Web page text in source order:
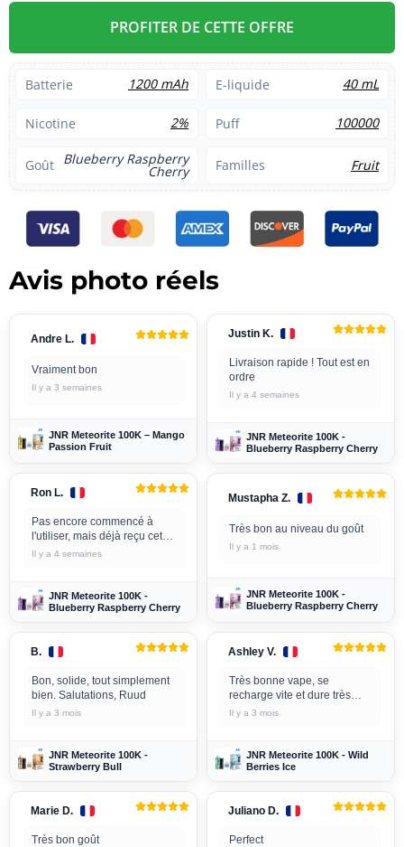
PROFITER DE CETTE OFFRE
Batterie 1200 mAh E-liquide 40 mL
Nicotine 2% Puff 100000
Goût Blueberry Raspberry
Cherry Familles Fruit
Avis photo réels
Andre L.
Vraiment bon
Il y a 3 semaines
JNR Meteorite 100K – Mango
Passion Fruit
Justin K.
Livraison rapide ! Tout est en
ordre
Il y a 4 semaines
JNR Meteorite 100K -
Blueberry Raspberry Cherry
Ron L.
Pas encore commencé à
l'utiliser, mais déjà reçu cette
marque auparavant.
Il y a 4 semaines
JNR Meteorite 100K -
Blueberry Raspberry Cherry
Mustapha Z.
Très bon au niveau du goût
Il y a 1 mois
JNR Meteorite 100K -
Blueberry Raspberry Cherry
B.
Bon, solide, tout simplement
bien. Salutations, Ruud
Il y a 3 mois
JNR Meteorite 100K -
Strawberry Bull
Ashley V.
Très bonne vape, se
recharge vite et dure très
longtemps, les goûts sont
Il y a 3 mois
JNR Meteorite 100K - Wild
Berries Ice
Marie D.
Très bon goût
Juliano D.
Perfect